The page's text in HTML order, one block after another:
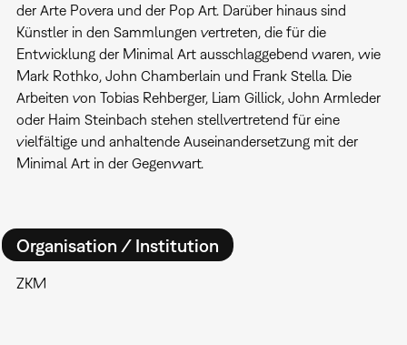
der Arte Povera und der Pop Art. Darüber hinaus sind
Künstler in den Sammlungen vertreten, die für die
Entwicklung der Minimal Art ausschlaggebend waren, wie
Mark Rothko, John Chamberlain und Frank Stella. Die
Arbeiten von Tobias Rehberger, Liam Gillick, John Armleder
oder Haim Steinbach stehen stellvertretend für eine
vielfältige und anhaltende Auseinandersetzung mit der
Minimal Art in der Gegenwart.
Organisation / Institution
ZKM